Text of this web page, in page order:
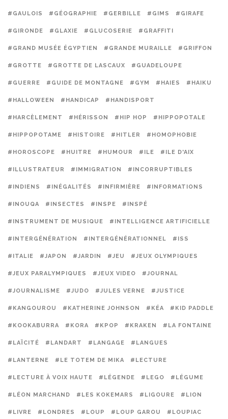
#GAULOIS #GÉOGRAPHIE #GERBILLE #GIMS #GIRAFE
#GIRONDE #GLAXIE #GLUCOSERIE #GRAFFITI
#GRAND MUSÉE ÉGYPTIEN #GRANDE MURAILLE #GRIFFON
#GROTTE #GROTTE DE LASCAUX #GUADELOUPE
#GUERRE #GUIDE DE MONTAGNE #GYM #HAIES #HAIKU
#HALLOWEEN #HANDICAP #HANDISPORT
#HARCÈLEMENT #HÉRISSON #HIP HOP #HIPPOPOTALE
#HIPPOPOTAME #HISTOIRE #HITLER #HOMOPHOBIE
#HOROSCOPE #HUITRE #HUMOUR #ILE #ILE D'AIX
#ILLUSTRATEUR #IMMIGRATION #INCORRUPTIBLES
#INDIENS #INÉGALITÉS #INFIRMIÈRE #INFORMATIONS
#INOUQA #INSECTES #INSPE #INSPÉ
#INSTRUMENT DE MUSIQUE #INTELLIGENCE ARTIFICIELLE
#INTERGÉNÉRATION #INTERGÉNÉRATIONNEL #ISS
#ITALIE #JAPON #JARDIN #JEU #JEUX OLYMPIQUES
#JEUX PARALYMPIQUES #JEUX VIDEO #JOURNAL
#JOURNALISME #JUDO #JULES VERNE #JUSTICE
#KANGOUROU #KATHERINE JOHNSON #KÉA #KID PADDLE
#KOOKABURRA #KORA #KPOP #KRAKEN #LA FONTAINE
#LAÏCITÉ #LANDART #LANGAGE #LANGUES
#LANTERNE #LE TOTEM DE MIKA #LECTURE
#LECTURE À VOIX HAUTE #LÉGENDE #LEGO #LÉGUME
#LÉON MARCHAND #LES KOKEMARS #LIGOURE #LION
#LIVRE #LONDRES #LOUP #LOUP GAROU #LOUPIAC